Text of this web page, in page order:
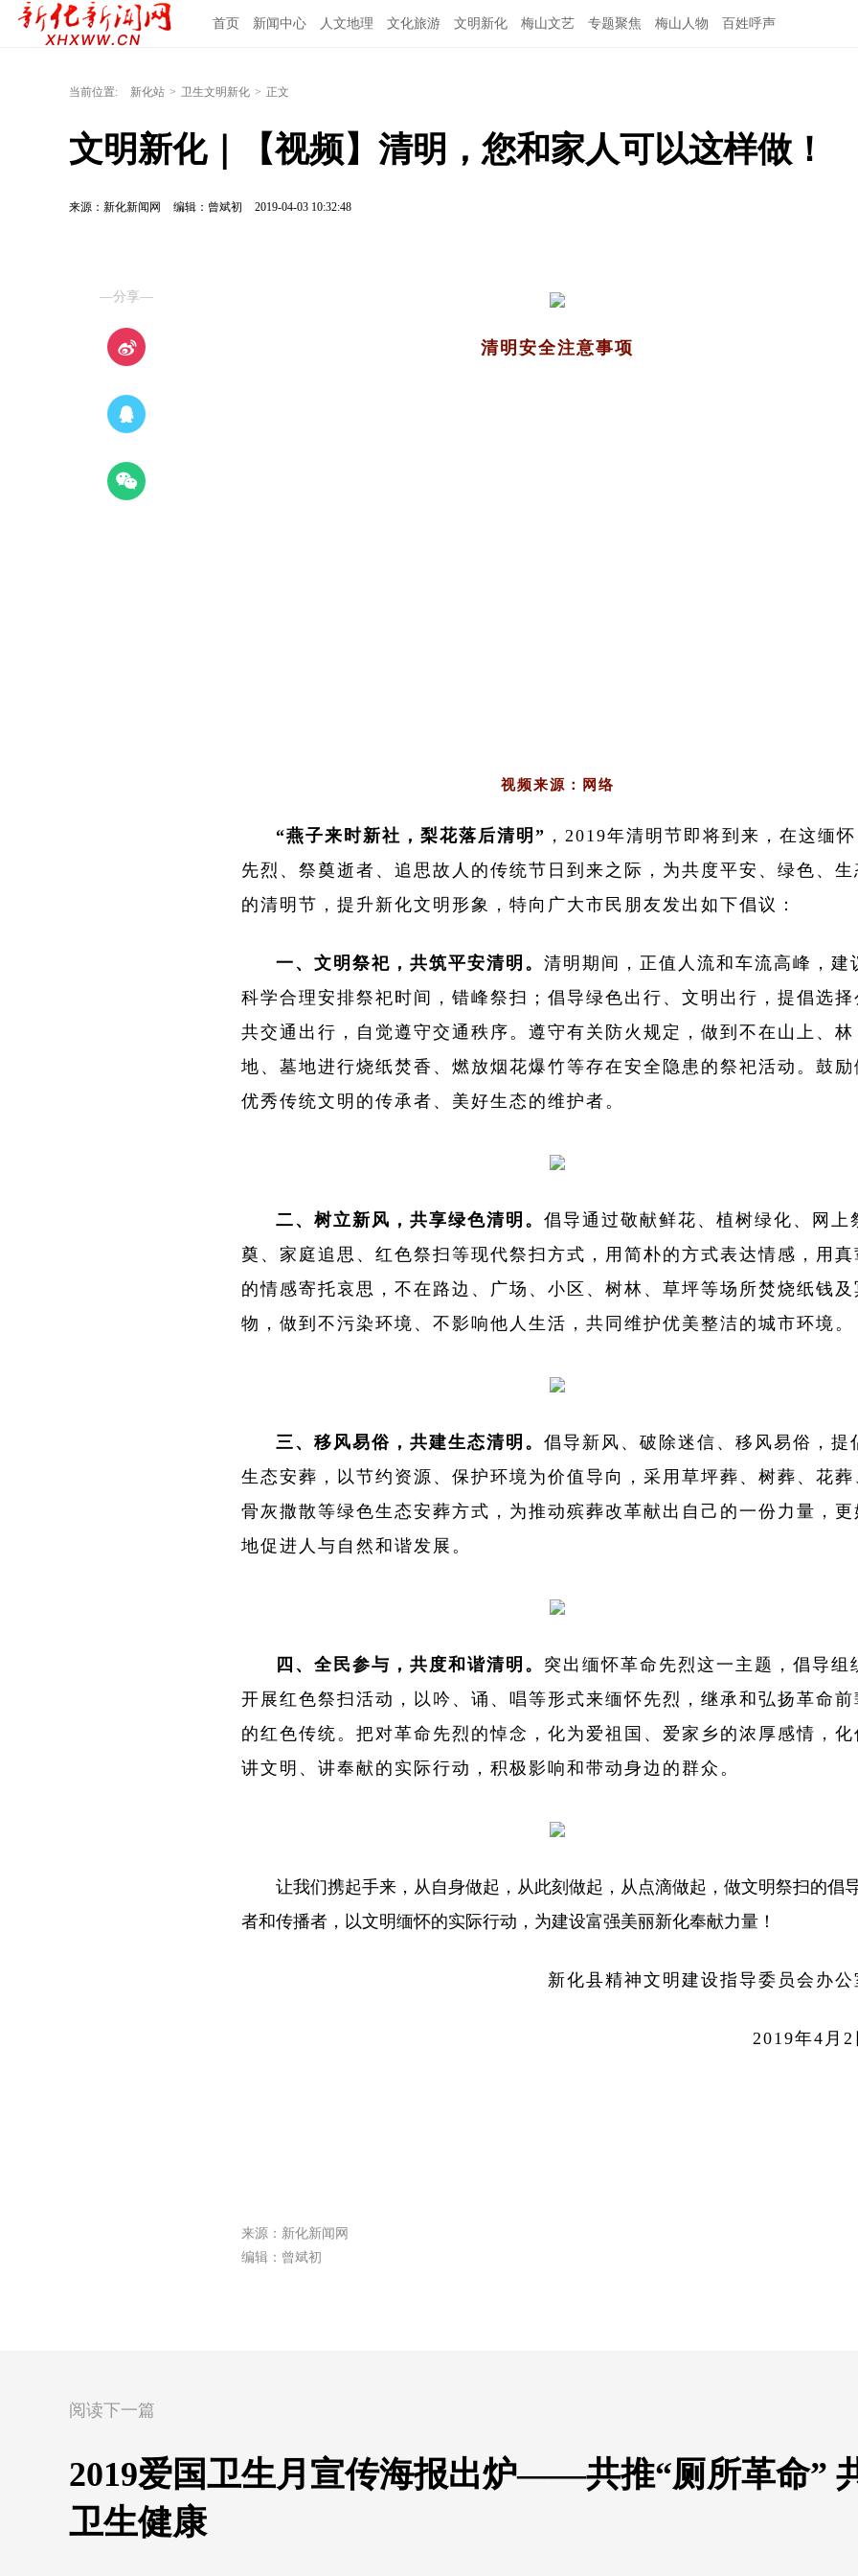
首页 新闻中心 人文地理 文化旅游 文明新化 梅山文艺 专题聚焦 梅山人物 百姓呼声
当前位置: 新化站 > 卫生文明新化 > 正文
文明新化｜【视频】清明，您和家人可以这样做！
来源：新化新闻网 编辑：曾斌初 2019-04-03 10:32:48
—分享—
清明安全注意事项
视频来源：网络
“燕子来时新社，梨花落后清明” ，2019年清明节即将到来，在这缅怀
先烈、祭奠逝者、追思故人的传统节日到来之际，为共度平安、绿色、生
的清明节，提升新化文明形象，特向广大市民朋友发出如下倡议：
一、文明祭祀，共筑平安清明。 清明期间，正值人流和车流高峰，建
科学合理安排祭祀时间，错峰祭扫；倡导绿色出行、文明出行，提倡选择
共交通出行，自觉遵守交通秩序。遵守有关防火规定，做到不在山上、林
地、墓地进行烧纸焚香、燃放烟花爆竹等存在安全隐患的祭祀活动。鼓励
优秀传统文明的传承者、美好生态的维护者。
二、树立新风，共享绿色清明。 倡导通过敬献鲜花、植树绿化、网上
奠、家庭追思、红色祭扫等现代祭扫方式，用简朴的方式表达情感，用真
的情感寄托哀思，不在路边、广场、小区、树林、草坪等场所焚烧纸钱及
物，做到不污染环境、不影响他人生活，共同维护优美整洁的城市环境。
三、移风易俗，共建生态清明。 倡导新风、破除迷信、移风易俗，提
生态安葬，以节约资源、保护环境为价值导向，采用草坪葬、树葬、花葬
骨灰撒散等绿色生态安葬方式，为推动殡葬改革献出自己的一份力量，更
地促进人与自然和谐发展。
四、全民参与，共度和谐清明。 突出缅怀革命先烈这一主题，倡导组
开展红色祭扫活动，以吟、诵、唱等形式来缅怀先烈，继承和弘扬革命前
的红色传统。把对革命先烈的悼念，化为爱祖国、爱家乡的浓厚感情，化
讲文明、讲奉献的实际行动，积极影响和带动身边的群众。
让我们携起手来，从自身做起，从此刻做起，从点滴做起，做文明祭扫的倡
者和传播者，以文明缅怀的实际行动，为建设富强美丽新化奉献力量！
新化县精神文明建设指导委员会办公
2019年4月2
来源：新化新闻网
编辑：曾斌初
阅读下一篇
2019爱国卫生月宣传海报出炉——共推“厕所革命”
卫生健康